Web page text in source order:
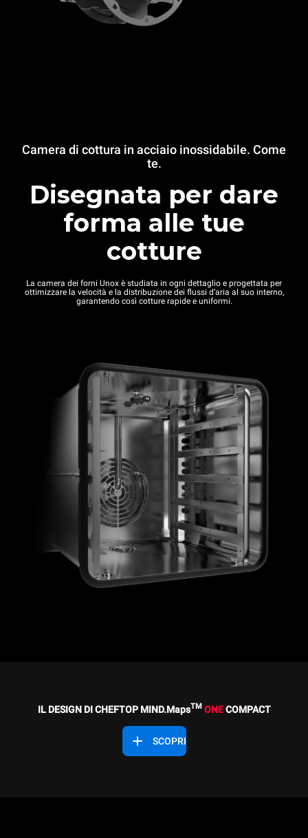
Camera di cottura in acciaio inossidabile. Come
te.
Disegnata per dare
forma alle tue
cotture
La camera dei forni Unox è studiata in ogni dettaglio e progettata per
ottimizzare la velocità e la distribuzione dei flussi d’aria al suo interno,
garantendo così cotture rapide e uniformi.
IL DESIGN DI CHEFTOP MIND.MapsTM ONECOMPACT
SCOPRI